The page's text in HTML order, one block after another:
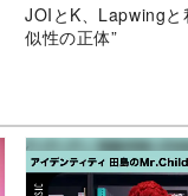
JOIとK、Lapwingと
似性の正体”